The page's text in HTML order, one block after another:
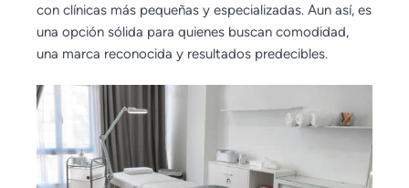
con clínicas más pequeñas y especializadas. Aun así, es
una opción sólida para quienes buscan comodidad,
una marca reconocida y resultados predecibles.